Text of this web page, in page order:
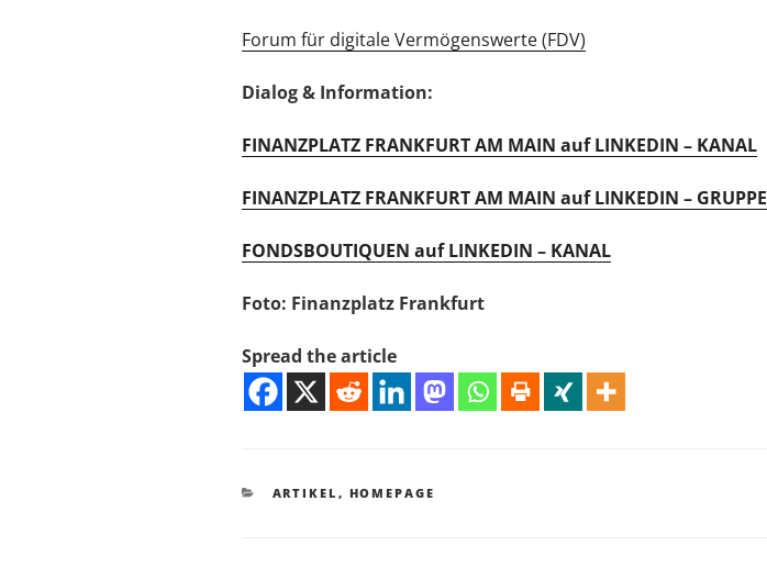
Forum für digitale Vermögenswerte (FDV)
Dialog & Information:
FINANZPLATZ FRANKFURT AM MAIN auf LINKEDIN – KANAL
FINANZPLATZ FRANKFURT AM MAIN auf LINKEDIN – GRUPPE
FONDSBOUTIQUEN auf LINKEDIN – KANAL
Foto: Finanzplatz Frankfurt
Spread the article
KATEGORIEN
ARTIKEL , HOMEPAGE